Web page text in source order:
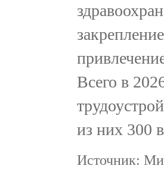
Всего в
из них 300
Источник: